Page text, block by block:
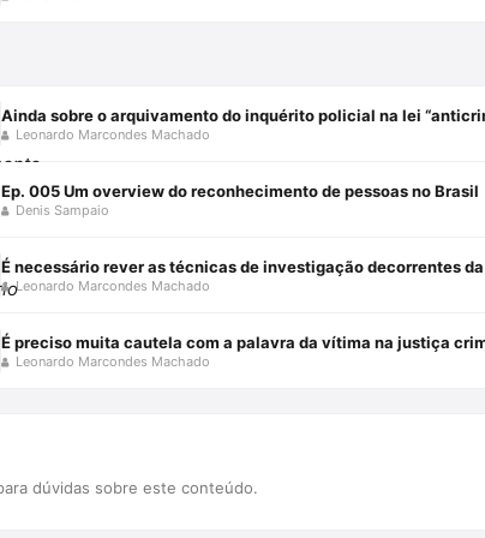
Ainda sobre o arquivamento do inquérito policial na lei
Leonardo Marcondes Machado
Ep. 005 Um overview do reconhecimento de pessoas no Brasil
Denis Sampaio
É necessário rever as técnicas de investigação decorrentes
Leonardo Marcondes Machado
É preciso muita cautela com a palavra da vítima na justiça
Leonardo Marcondes Machado
dúvidas sobre este conteúdo.